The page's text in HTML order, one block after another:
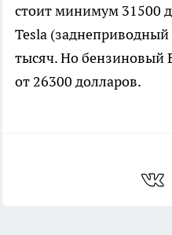
стоит минимум 31500
Tesla
тысяч. Но бензиновый
от 26300 долларов.